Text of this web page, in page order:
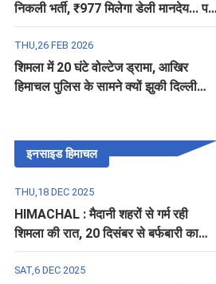
निकली भर्ती, ₹977 मिलेगा डेली मानदेय... पढ़ें
पूरी डिटेल
THU,26 FEB 2026
शिमला में 20 घंटे वोल्टेज ड्रामा, आखिर
हिमाचल पुलिस के सामने क्यों झुकी दिल्ली
इनसाइड हिमाचल
THU,18 DEC 2025
HIMACHAL : मैदानी शहरों से गर्म रही
शिमला की रात, 20 दिसंबर से बर्फबारी का
अलर्ट
SAT,6 DEC 2025